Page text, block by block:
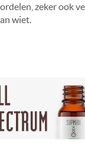
zeker ook
wiet.